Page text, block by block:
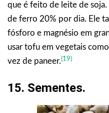
que é feito de leite de
de ferro 20% por dia. Ele
fósforo e magnésio em
usar tofu em vegetais
vez de paneer.(19)
15. Sementes.